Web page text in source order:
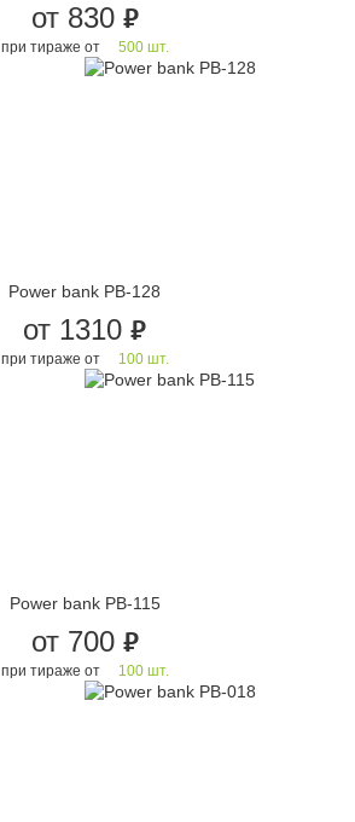
от 830 руб.
при тираже от 500 шт.
Power bank PB-128
от 1310 руб.
при тираже от 100 шт.
Power bank PB-115
от 700 руб.
при тираже от 100 шт.